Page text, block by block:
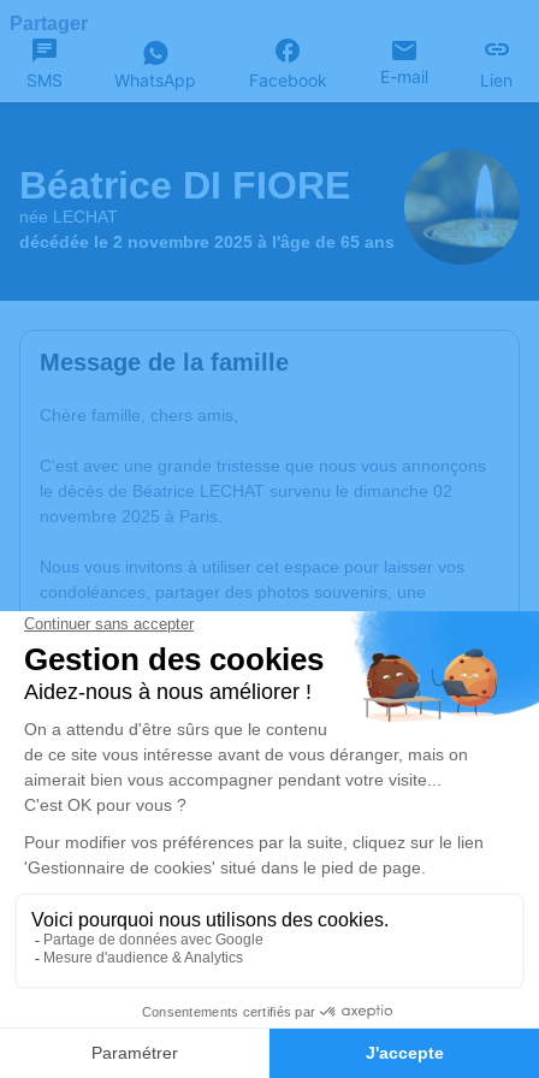
Faire-part Hommages
Partager
SMS WhatsApp Facebook E-mail Lien
Béatrice DI FIORE
née LECHAT
décédée le 2 novembre 2025 à l'âge de 65 ans
Message de la famille
Chère famille, chers amis,
C’est avec une grande tristesse que nous vous annonçons
le décès de Béatrice LECHAT survenu le dimanche 02
novembre 2025 à Paris.
Nous vous invitons à utiliser cet espace pour laisser vos
condoléances, partager des photos souvenirs, une
anecdote ou exprimer vos pensées à travers des poèmes
ou des textes. Cet endroit est un lieu d'expression dédié à
honorer la mémoire de Béatrice LECHAT.
Un service de plantation d’arbre hommage estdisponible
vendredi 07 novembre 2025 à 10h30
Crématorium du Père-Lachaise de Paris
55 Rue des Rondeaux